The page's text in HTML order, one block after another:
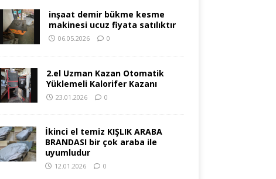
inşaat demir bükme kesme
makinesi ucuz fiyata satılıktır
06.05.2026 0
2.el Uzman Kazan Otomatik
Yüklemeli Kalorifer Kazanı
23.01.2026 0
İkinci el temiz KIŞLIK ARABA
BRANDASI bir çok araba ile
uyumludur
12.01.2026 0